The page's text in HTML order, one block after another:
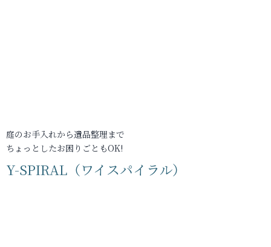
庭のお手入れから遺品整理まで
ちょっとしたお困りごともOK!
Y-SPIRAL（ワイスパイラル）